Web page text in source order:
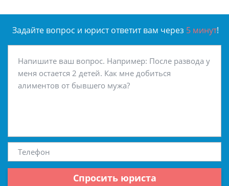
Задайте вопрос и юрист ответит вам через 5 минут!
Спросить юриста